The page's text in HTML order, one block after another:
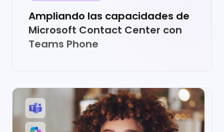
Ampliando las capacidades de
Microsoft Contact Center con
Teams Phone